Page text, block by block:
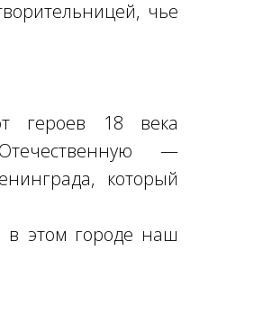
чье
героев 18 века
—
который
в этом городе наш